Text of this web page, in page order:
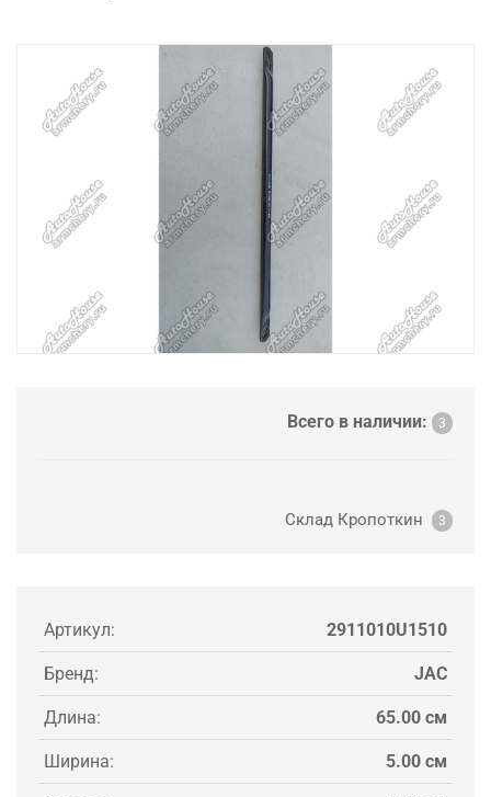
Всего в наличии: 3
Склад Кропоткин 3
Артикул: 2911010U1510
Бренд: JAC
Длина: 65.00 см
Ширина: 5.00 см